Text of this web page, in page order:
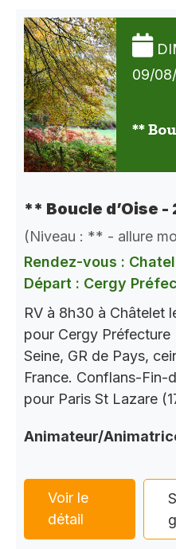
09/
**
** Boucle d’Oise -
(Niveau : ** - allure
Rendez-vous :
Départ : Cergy
RV à 8h30 à Châtelet
pour Cergy Préfecture
Seine, GR de Pays,
France. Conflans-Fin-
pour Paris St Lazare
Animateur/
Voir le
détail